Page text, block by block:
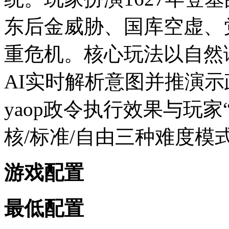
东后金威胁、国库空虚
重危机。核心玩法以自
AI实时解析意图并推演
yaop政令执行效果与玩
核/标准/自由三种难度模
游戏配置
最低配置